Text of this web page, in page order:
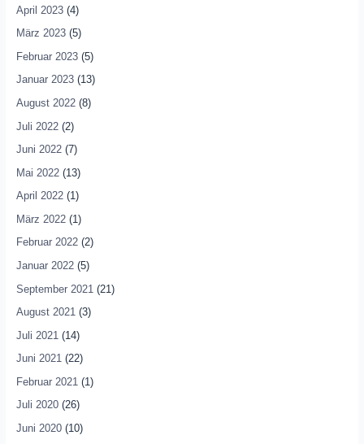
April 2023(4)
März 2023(5)
Februar 2023(5)
Januar 2023(13)
August 2022(8)
Juli 2022(2)
Juni 2022(7)
Mai 2022(13)
April 2022(1)
März 2022(1)
Februar 2022(2)
Januar 2022(5)
September 2021 (21)
August 2021(3)
Juli 2021 (14)
Juni 2021(22)
Februar 2021 (1)
Juli 2020(26)
Juni 2020(10)